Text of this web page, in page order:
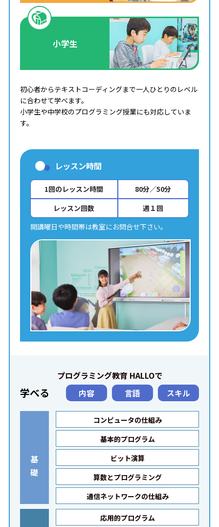
小学生
初心者からテキストコーディングまで一人ひとりのレベル
に合わせて学べます。
小学生や中学校のプログラミング授業にも対応していま
す。
レッスン時間
1回のレッスン時間
80分／50分
レッスン回数
週１回
開講曜日や時間帯は教室にお問合せ下さい。
プログラミング教育 HALLOで
学べる 内容 言語 スキル
基
礎
コンピュータの仕組み
基本的プログラム
ビット演算
算数とプログラミング
通信ネットワークの仕組み
応用的プログラム